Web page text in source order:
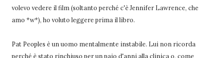
volevo vedere il film (soltanto perché c'è Jennifer Lawrence, che
amo *w*), ho voluto leggere prima il libro.
Pat Peoples è un uomo mentalmente instabile. Lui non ricorda
perché è stato rinchiuso per un paio d'anni alla clinica o, come